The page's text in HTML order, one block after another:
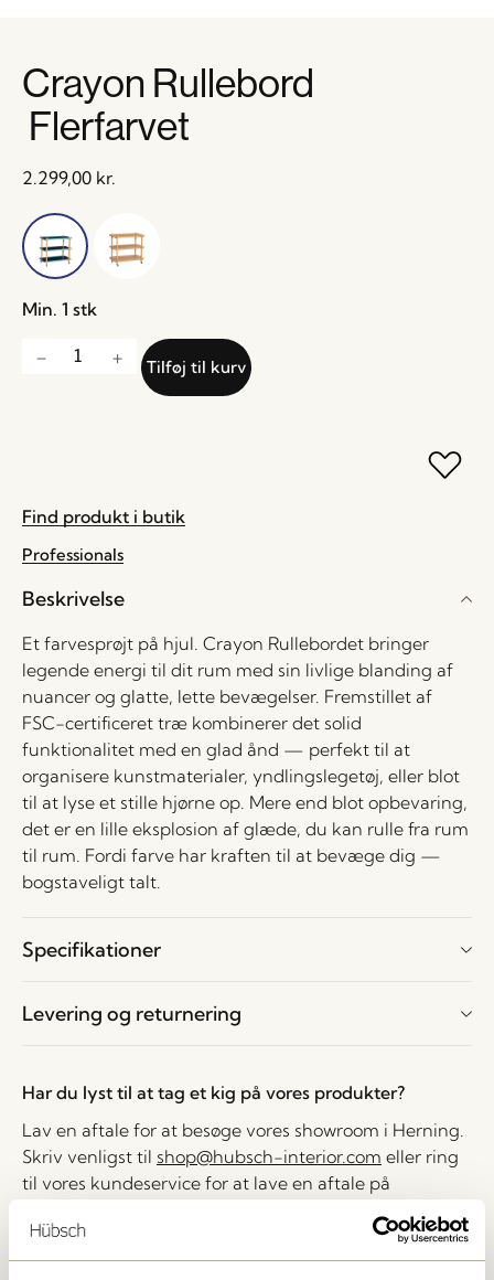
Crayon Rullebord
Flerfarvet
2.299,00 kr.
Min. 1 stk
Tilføj til kurv
Find produkt i butik
Professionals
Beskrivelse
Et farvesprøjt på hjul. Crayon Rullebordet bringer
legende energi til dit rum med sin livlige blanding af
nuancer og glatte, lette bevægelser. Fremstillet af
FSC-certificeret træ kombinerer det solid
funktionalitet med en glad ånd — perfekt til at
organisere kunstmaterialer, yndlingslegetøj, eller blot
til at lyse et stille hjørne op. Mere end blot opbevaring,
det er en lille eksplosion af glæde, du kan rulle fra rum
til rum. Fordi farve har kraften til at bevæge dig —
bogstaveligt talt.
Specifikationer
Levering og returnering
Har du lyst til at tag et kig på vores produkter?
Lav en aftale for at besøge vores showroom i Herning.
Skriv venligst til shop@hubsch-interior.com eller ring
til vores kundeservice for at lave en aftale på